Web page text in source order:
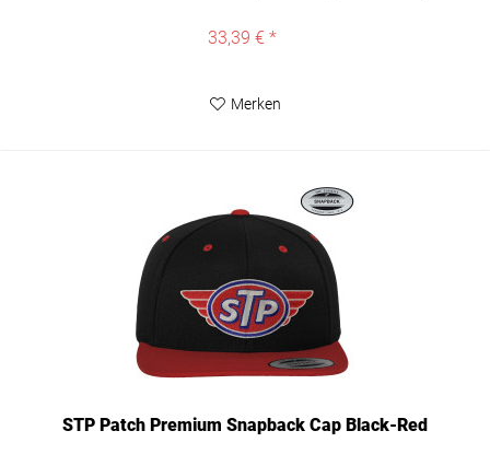
33,39 € *
Merken
STP Patch Premium Snapback Cap Black-Red